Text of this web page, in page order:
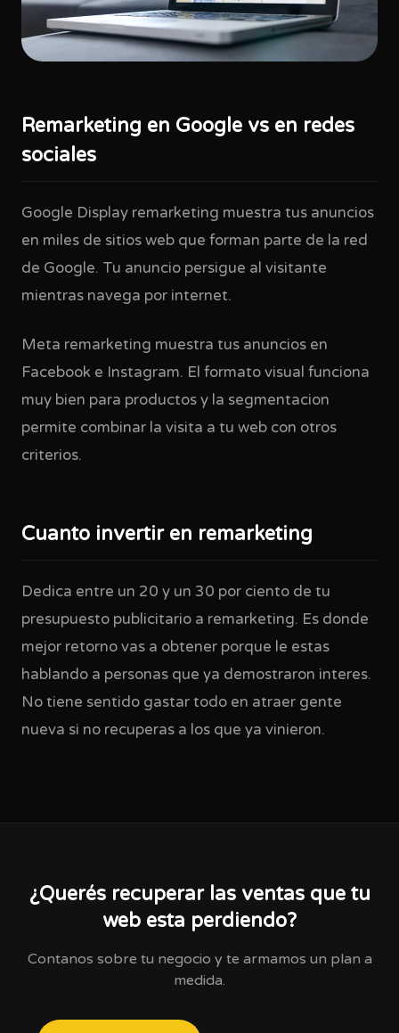
Remarketing en Google vs en redes
sociales
Google Display remarketing muestra tus anuncios
en miles de sitios web que forman parte de la red
de Google. Tu anuncio persigue al visitante
mientras navega por internet.
Meta remarketing muestra tus anuncios en
Facebook e Instagram. El formato visual funciona
muy bien para productos y la segmentacion
permite combinar la visita a tu web con otros
criterios.
Cuanto invertir en remarketing
Dedica entre un 20 y un 30 por ciento de tu
presupuesto publicitario a remarketing. Es donde
mejor retorno vas a obtener porque le estas
hablando a personas que ya demostraron interes.
No tiene sentido gastar todo en atraer gente
nueva si no recuperas a los que ya vinieron.
¿Querés recuperar las ventas que tu
web esta perdiendo?
Contanos sobre tu negocio y te armamos un plan a
medida.